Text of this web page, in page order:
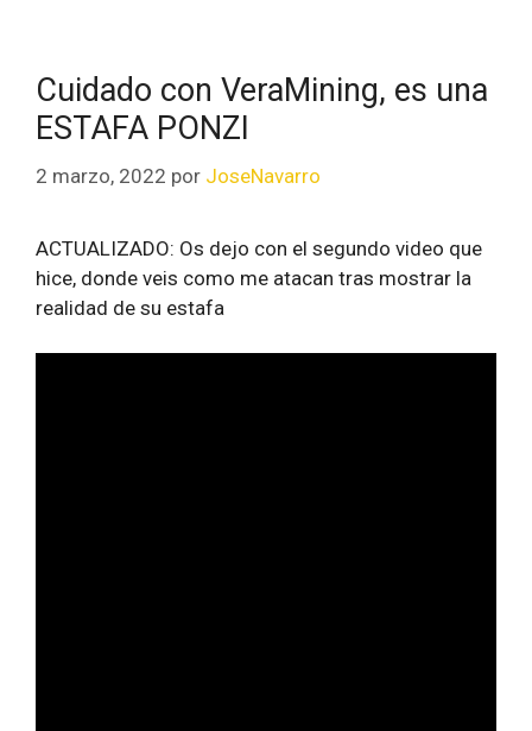
Cuidado con VeraMining, es una
ESTAFA PONZI
2 marzo, 2022 por JoseNavarro
ACTUALIZADO: Os dejo con el segundo video que
hice, donde veis como me atacan tras mostrar la
realidad de su estafa